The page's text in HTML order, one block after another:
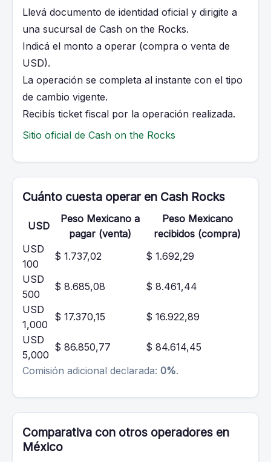
Llevá documento de identidad oficial y dirigite a
una sucursal de Cash on the Rocks.
Indicá el monto a operar (compra o venta de
USD).
La operación se completa al instante con el tipo
de cambio vigente.
Recibís ticket fiscal por la operación realizada.
Sitio oficial de Cash on the Rocks
Cuánto cuesta operar en Cash Rocks
USD
Peso Mexicano a
pagar (venta)
Peso Mexicano
recibidos (compra)
USD
100
$ 1.737,02
$ 1.692,29
USD
500
$ 8.685,08
$ 8.461,44
USD
1,000
$ 17.370,15
$ 16.922,89
USD
5,000
$ 86.850,77
$ 84.614,45
Comisión adicional declarada: 0%.
Comparativa con otros operadores en
México